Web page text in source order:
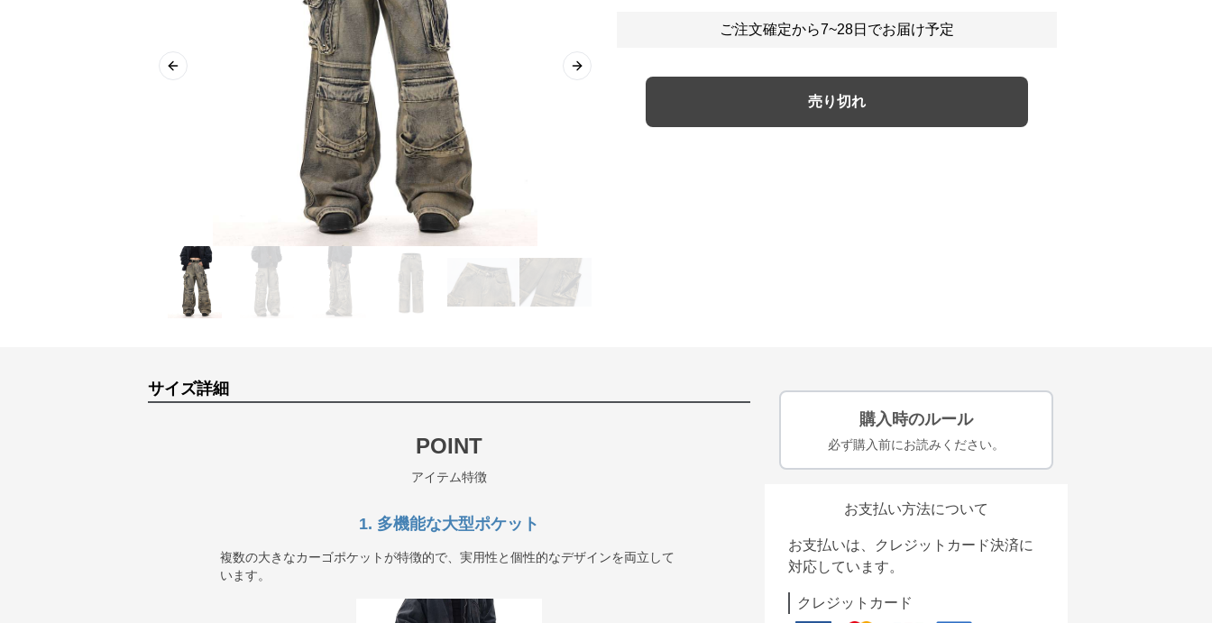
Previous slide Next slide
ご注文確定から7~28日でお届け予定
売り切れ
サイズ詳細
POINT
アイテム特徴
1. 多機能な大型ポケット
複数の大きなカーゴポケットが特徴的で、実用性と個性的なデザインを両立して
います。
購入時のルール
必ず購入前にお読みください。
お支払い方法について
お支払いは、クレジットカード決済に
対応しています。
クレジットカード